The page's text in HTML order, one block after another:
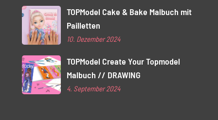
TOPModel Cake & Bake Malbuch mit
Pailletten
10. Dezember 2024
TOPModel Create Your Topmodel
Malbuch // DRAWING
4. September 2024